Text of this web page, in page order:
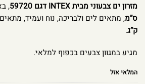
מזרון ים צבעוני מבית INTEX דגם 59720 ,
ס”מ, מתאים לים ולבריכה, נוח ועמיד,
ק”ג.
מגיע במגוון צבעים בכפוף למלאי.
המלאי אזל